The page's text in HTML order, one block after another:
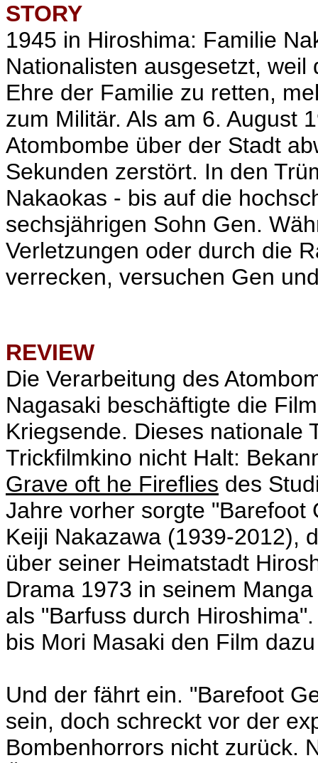
STORY
1945 in Hiroshima: Familie
Nationalisten ausgesetzt,
Ehre der Familie zu retten,
zum Militär. Als am 6. August
Atombombe über der Stadt
Sekunden zerstört. In den
Nakaokas - bis auf die
sechsjährigen Sohn Gen.
Verletzungen oder durch die
verrecken, versuchen Gen
REVIEW
Die Verarbeitung des
Nagasaki beschäftigte die
Kriegsende. Dieses nationale
Trickfilmkino nicht Halt:
Grave oft he Fireflies des
Jahre vorher sorgte "Barefoot
Keiji Nakazawa (1939-2012),
über seiner Heimatstadt
Drama 1973 in seinem
als "Barfuss durch
bis Mori Masaki den Film
Und der fährt ein. "Barefoot
sein, doch schreckt vor der
Bombenhorrors nicht zurück.